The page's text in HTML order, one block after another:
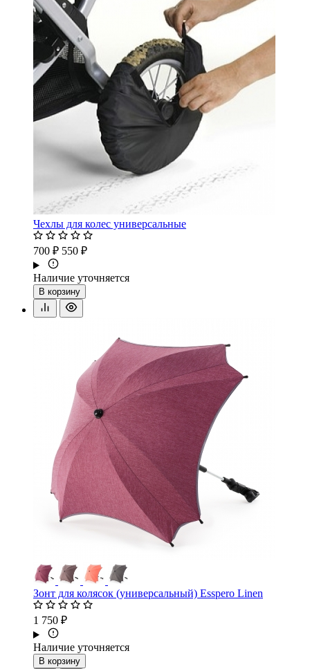
Чехлы для колес универсальные
700 ₽ 550 ₽
Наличие уточняется
В корзину
Зонт для колясок (универсальный) Esspero Linen
1 750 ₽
Наличие уточняется
В корзину